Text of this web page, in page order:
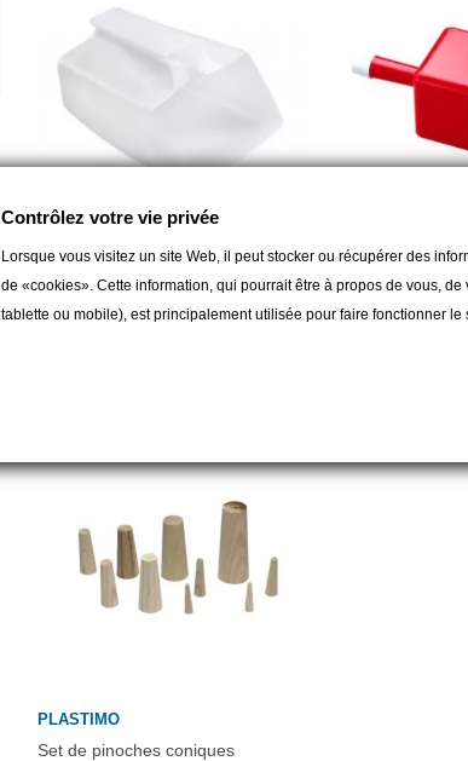
TREM
Écope souple flottante - 1 litre
PLASTIMO
Ecope-
PLASTIMO
Set de pinoches coniques
Contrôlez votre vie privée
Lorsque vous visitez un site Web, il peut stocker ou récupérer des
de «cookies». Cette information, qui pourrait être à propos de vous,
tablette ou mobile), est principalement utilisée pour faire fonctionner le